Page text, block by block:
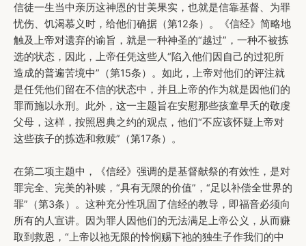
信徒一生当中亲历这神恩的甘美果实，也就是信靠基督、为罪
忧伤、饥渴慕义时，给他们确据（第12条）。《信经》简略地
触及上帝对遗弃的谕旨，就是一种神圣的“越过”，一种不被拣
选的状态，因此，上帝任凭这些人“陷入他们因自己的过犯所
造成的普遍苦境中”（第15条）。如此，上帝对他们的评注就
是任凭他们留在不信的状态中，并且上帝的作为就是因他们的
罪而施以永刑。此外，这一主题旨在安慰那些孩童早夭的敬虔
父母，这样，按照恩典之约的观点，他们“不应该怀疑上帝对
这些孩子的拣选和救赎”（第17条）。
在第二项主题中，《信经》强调的是基督献祭的有效性，是对
罪完全、完美的补赎，“具有无限的价值”，“足以补偿全世界的
罪”（第3条）。这种充分性巩固了信经的教导，即福音必须向
所有的人宣讲。因为罪人因他们的无法满足上帝公义，从而赚
取到救恩，“上帝以祂无限的怜悯赐下祂的独生子作我们的中